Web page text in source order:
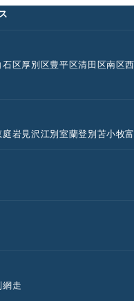
石区厚別区豊平区清田区南区
庭岩見沢江別室蘭登別苫小牧
網走